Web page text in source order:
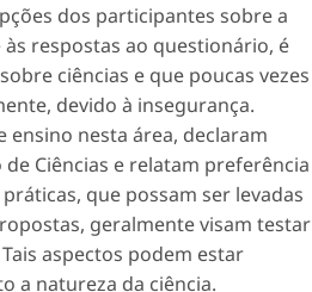
dos participantes sobre a
respostas ao questionário, é
ciências e que poucas vezes
devido à insegurança.
ensino nesta área, declaram
Ciências e relatam preferência
que possam ser levadas
geralmente visam testar
aspectos podem estar
a natureza da ciência.